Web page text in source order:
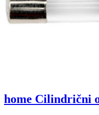
home Cilindrični